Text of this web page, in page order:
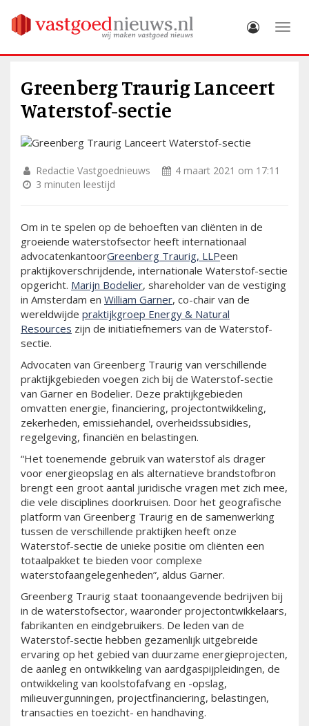
Greenberg Traurig Lanceert
Waterstof-sectie
Redactie Vastgoednieuws
4 maart 2021 om 17:11
3 minuten leestijd
Om in te spelen op de behoeften van cliënten in de
groeiende waterstofsector heeft internationaal
advocatenkantoorGreenberg Traurig, LLPeen
praktijkoverschrijdende, internationale Waterstof-sectie
opgericht. Marijn Bodelier, shareholder van de vestiging
in Amsterdam en William Garner, co-chair van de
wereldwijde praktijkgroep Energy & Natural
Resources zijn de initiatiefnemers van de Waterstof-
sectie.
Advocaten van Greenberg Traurig van verschillende
praktijkgebieden voegen zich bij de Waterstof-sectie
van Garner en Bodelier. Deze praktijkgebieden
omvatten energie, financiering, projectontwikkeling,
zekerheden, emissiehandel, overheidssubsidies,
regelgeving, financiën en belastingen.
“Het toenemende gebruik van waterstof als drager
voor energieopslag en als alternatieve brandstofbron
brengt een groot aantal juridische vragen met zich mee,
die vele disciplines doorkruisen. Door het geografische
platform van Greenberg Traurig en de samenwerking
tussen de verschillende praktijken heeft onze
Waterstof-sectie de unieke positie om cliënten een
totaalpakket te bieden voor complexe
waterstofaangelegenheden”, aldus Garner.
Greenberg Traurig staat toonaangevende bedrijven bij
in de waterstofsector, waaronder projectontwikkelaars,
fabrikanten en eindgebruikers. De leden van de
Waterstof-sectie hebben gezamenlijk uitgebreide
ervaring op het gebied van duurzame energieprojecten,
de aanleg en ontwikkeling van aardgaspijpleidingen, de
ontwikkeling van koolstofafvang en -opslag,
milieuvergunningen, projectfinanciering, belastingen,
transacties en toezicht- en handhaving.